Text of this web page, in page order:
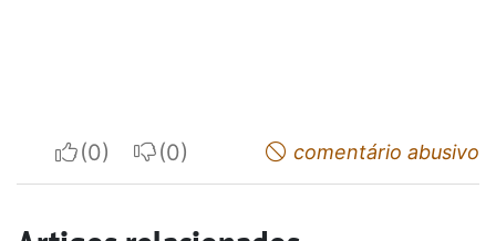
I apreciateI do not appreciatecomentário abusivo